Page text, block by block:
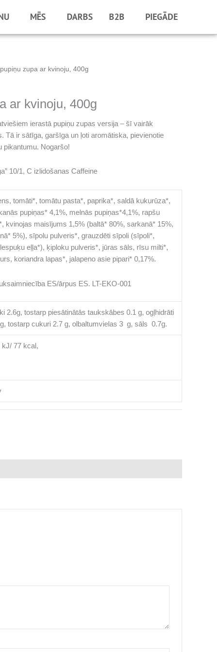
MĒS DARBS B2B PIEGĀDE
zupa ar kvinoju, 400g
ar kvinoju, 400g
ierastā pupiņu zupas versija – šī vairāk
Tā ir sātīga, garšīga un ļoti aromātiska, pievienotie
pikantumu. Nogaršo!
10/1, C izlidošanas Caffeine
tomāti*, tomātu pasta*, paprika*, saldā kukurūza*,
pupiņas* 4,1%, melnās pupiņas*4,1%, rapšu
kvinojas maisījums 1,5% (baltā* 80%, sarkanā* 15%,
5%), sīpolu pulveris*, grauzdēti sīpoli (sīpoli*,
eļļa*), ķiploku pulveris*, jūras sāls, rīsu milti*,
koriandra lapas*, jalapeno asie pipari* 0,17%.
ES/ārpus ES. LT-EKO-001
2.6g, tostarp piesātinātās taukskābes 0.1 g, ogļhidrāti
tostarp cukuri 2.7 g, olbaltumvielas 3 g, sāls 0.7g.
kJ/ 77 kcal,